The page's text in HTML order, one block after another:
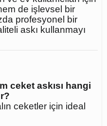
de işlevsel bir
profesyonel bir
askı kullanmayı
ceket askısı hangi
ceketler için ideal